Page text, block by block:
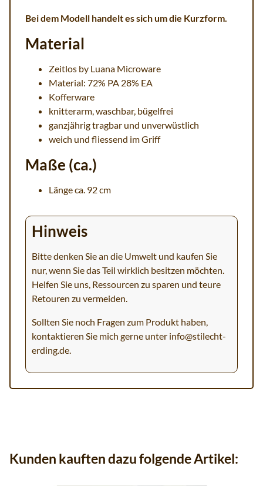
Bei dem Modell handelt es sich um die Kurzform.
Material
Zeitlos by Luana Microware
Material: 72% PA 28% EA
Kofferware
knitterarm, waschbar, bügelfrei
ganzjährig tragbar und unverwüstlich
weich und fliessend im Griff
Maße (ca.)
Länge ca. 92 cm
Hinweis
Bitte denken Sie an die Umwelt und kaufen Sie
nur, wenn Sie das Teil wirklich besitzen möchten.
Helfen Sie uns, Ressourcen zu sparen und teure
Retouren zu vermeiden.
Sollten Sie noch Fragen zum Produkt haben,
kontaktieren Sie mich gerne unter info@stilecht-
erding.de.
Kunden kauften dazu folgende Artikel: